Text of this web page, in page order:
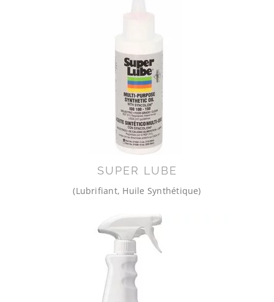
SUPER LUBE
(Lubrifiant, Huile Synthétique)